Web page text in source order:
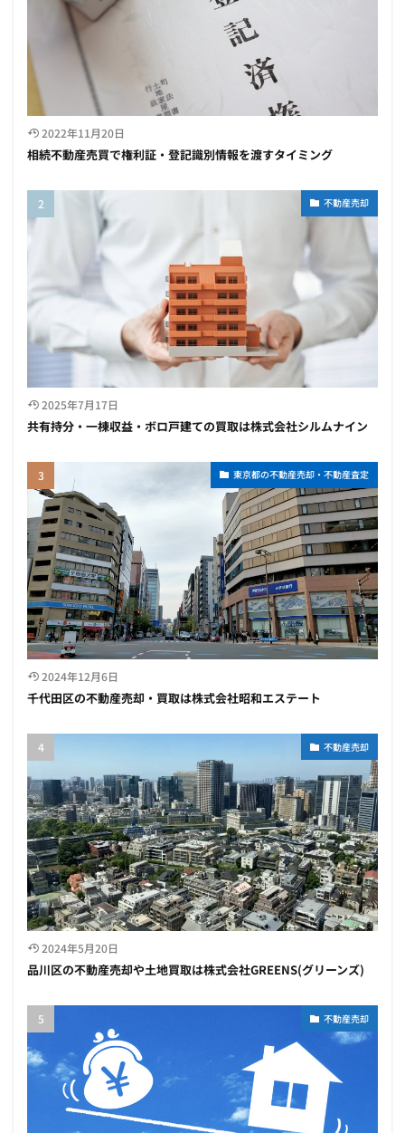
2022年11月20日
相続不動産売買で権利証・登記識別情報を渡すタイミング
不動産売却
2025年7月17日
共有持分・一棟収益・ボロ戸建ての買取は株式会社シルムナイン
東京都の不動産売却・不動産査定
2024年12月6日
千代田区の不動産売却・買取は株式会社昭和エステート
不動産売却
2024年5月20日
品川区の不動産売却や土地買取は株式会社GREENS(グリーンズ)
不動産売却